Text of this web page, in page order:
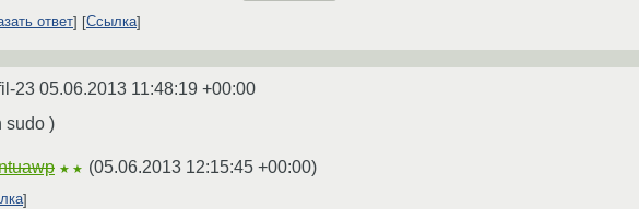
ответ
Ссылка
23 05.06.2013 11:48:19 +00:00
sudo )
★★ (05.06.2013 12:15:45 +00:00)